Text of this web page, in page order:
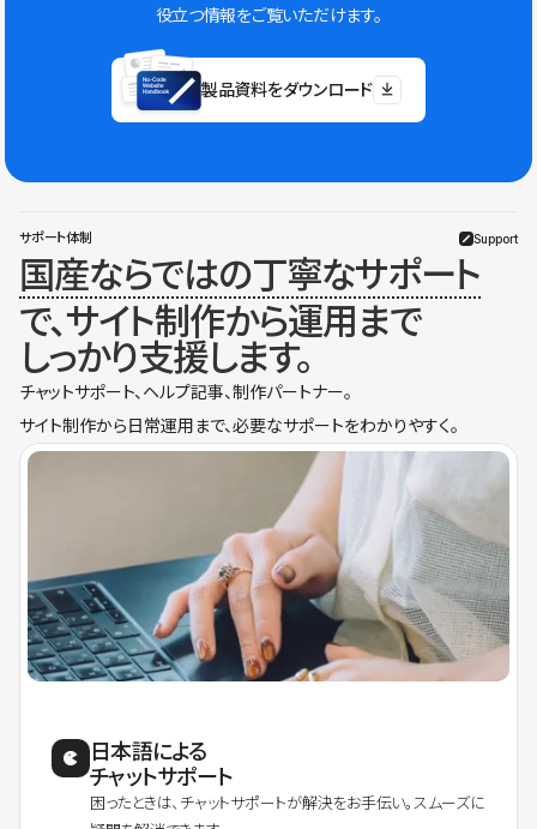
役立つ情報をご覧いただけます。
製品資料をダウンロード
サポート体制 Support
国産ならではの丁寧なサポート
で、サイト制作から運用まで
しっかり支援します。
チャットサポート、ヘルプ記事、制作パートナー。
サイト制作から日常運用まで、必要なサポートをわかりやすく。
日本語による
チャットサポート
困ったときは、チャットサポートが解決をお手伝い。スムーズに